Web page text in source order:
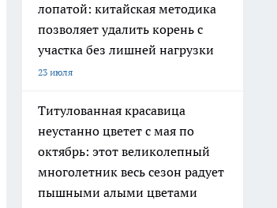
лопатой: китайская методика
позволяет удалить корень с
участка без лишней нагрузки
23 июля
Титулованная красавица
неустанно цветет с мая по
октябрь: этот великолепный
многолетник весь сезон радует
пышными алыми цветами